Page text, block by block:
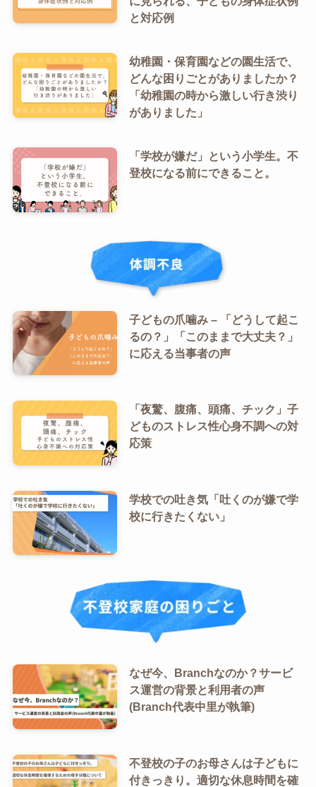
と対応例
幼稚園・保育園などの園生活で、
どんな困りごとがありましたか？
「幼稚園の時から激しい行き渋り
がありました」
「学校が嫌だ」という小学生。不
登校になる前にできること。
子どもの爪噛み – 「どうして起こ
るの？」「このままで大丈夫？」
に応える当事者の声
「夜驚、腹痛、頭痛、チック」子
どものストレス性心身不調への対
応策
学校での吐き気「吐くのが嫌で学
校に行きたくない」
なぜ今、Branchなのか？サービ
ス運営の背景と利用者の声
(Branch代表中里が執筆)
不登校の子のお母さんは子どもに
付きっきり。適切な休息時間を確